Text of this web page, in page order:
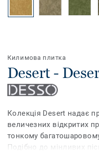
Килимова плитка
Desert -
Колекція Desert надає
величезних відкритих
тонкому
Подібно до мінливих